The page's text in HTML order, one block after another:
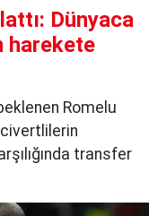
Dünyaca
harekete
Romelu
transfer